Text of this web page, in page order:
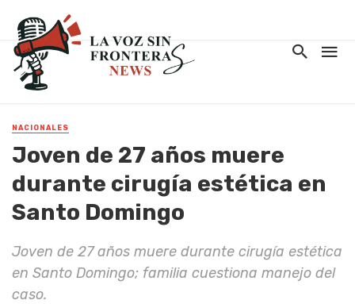
NACIONALES
Joven de 27 años muere
durante cirugía estética en
Santo Domingo
Joven de 27 años muere durante cirugía estética
en Santo Domingo; familia cuestiona manejo del
caso.